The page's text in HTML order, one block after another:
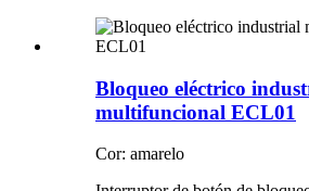
Bloqueo eléctrico
multifuncional ECL01
Cor: amarelo